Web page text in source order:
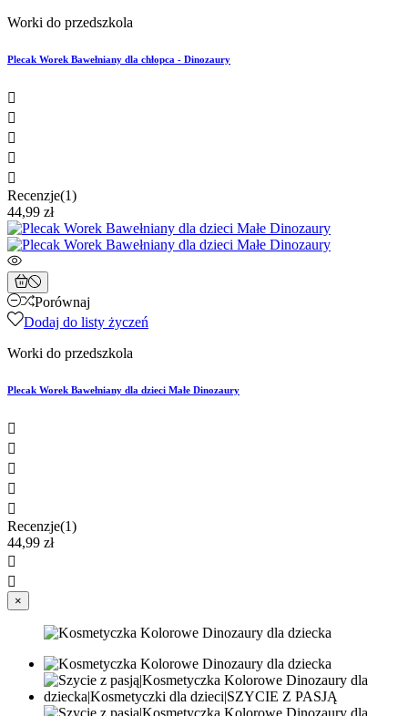
Worki do przedszkola
Plecak Worek Bawełniany dla chłopca - Dinozaury





Recenzje(1)
44,99 zł
Porównaj
Dodaj do listy życzeń
Worki do przedszkola
Plecak Worek Bawełniany dla dzieci Małe Dinozaury





Recenzje(1)
44,99 zł


×